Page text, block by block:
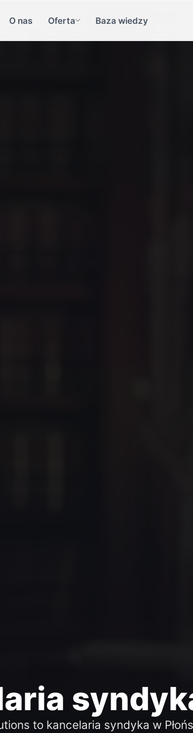
O nas Oferta Baza wiedzy
to kancelaria syndyka w